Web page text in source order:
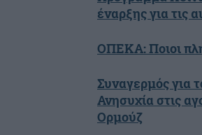
έναρξης για τις
ΟΠΕΚΑ: Ποιοι
Συναγερμός για
Ανησυχία στις
Ορμούζ